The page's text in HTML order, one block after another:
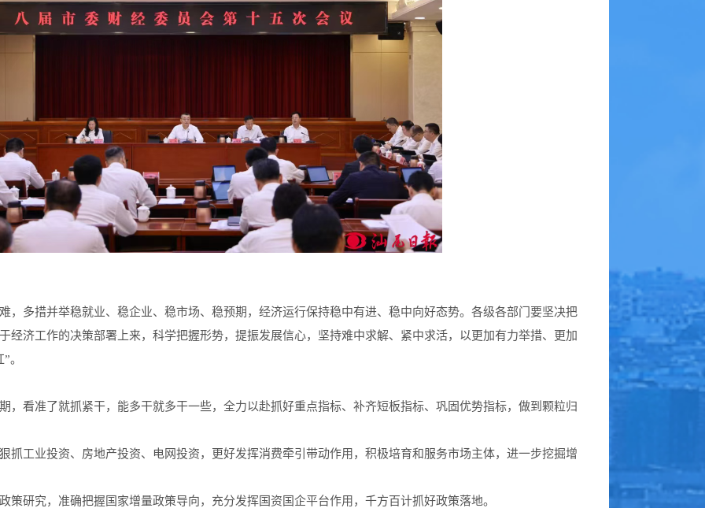
，多措并举稳就业、稳企业、稳市场、稳预期， 经济运行保持稳中有进、稳中向好态势。各级各部门要坚决把
经济工作的决策部署上来，科学把握形势， 提振发展信心， 坚持难中求解、紧中求活， 以更加有力举措、更加
”。
， 看准了就抓紧干， 能多干就多干一些， 全力以赴抓好重点指标、补齐短板指标、巩固优势指标， 做到 颗粒归
狠抓工业投资、 房地产投资、 电网投资， 更好发挥消费牵引 带动作用 ， 积极培育和服务市场主体， 进一步挖掘增
策研究， 准确把握国家增量政策导向， 充分发挥国资 国企平台作用 ， 千方百计抓好政策落地。